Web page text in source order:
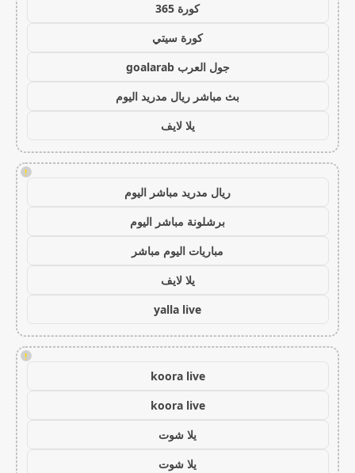
كورة 365
كورة سيتي
جول العرب goalarab
بث مباشر ريال مدريد اليوم
يلا لايف
!
ريال مدريد مباشر اليوم
برشلونة مباشر اليوم
مباريات اليوم مباشر
يلا لايف
yalla live
!
koora live
koora live
يلا شوت
يلا شوت